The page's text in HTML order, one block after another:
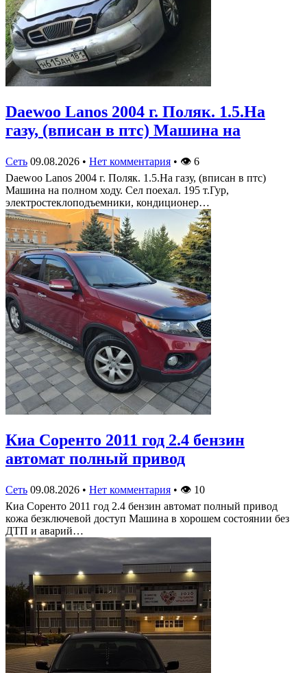
Daewoo Lanos 2004 г. Поляк. 1.5.На
газу, (вписан в птс) Машина на
Сеть 09.08.2026 • Нет комментария • 👁 6
Daewoo Lanos 2004 г. Поляк. 1.5.На газу, (вписан в птс)
Машина на полном ходу. Сел поехал. 195 т.Гур,
электростеклоподъемники, кондиционер…
Киа Соренто 2011 год 2.4 бензин
автомат полный привод
Сеть 09.08.2026 • Нет комментария • 👁 10
Киа Соренто 2011 год 2.4 бензин автомат полный привод
кожа безключевой доступ Машина в хорошем состоянии без
ДТП и аварий…